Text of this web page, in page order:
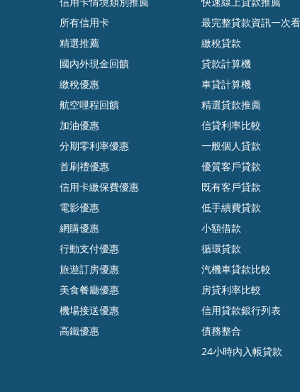
所有信用卡
精選推薦
國內外現金回饋
繳稅優惠
航空哩程回饋
加油優惠
分期零利率優惠
首刷禮優惠
信用卡繳保費優惠
電影優惠
網購優惠
行動支付優惠
旅遊訂房優惠
美食餐廳優惠
機場接送優惠
高鐵優惠
最完整貸款資訊一次看
繳稅貸款
貸款計算機
車貸計算機
精選貸款推薦
信貸利率比較
一般個人貸款
優質客戶貸款
既有客戶貸款
低手續費貸款
小額借款
循環貸款
汽機車貸款比較
房貸利率比較
信用貸款銀行列表
債務整合
24小時內入帳貸款